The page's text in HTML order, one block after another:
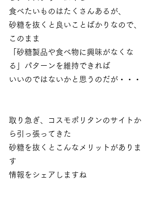
食べたいものはたくさんあるが、
砂糖を抜くと良いことばかりなので、
このまま
「砂糖製品や食べ物に興味がなくな
る」パターンを維持できれば
いいのではないかと思うのだが・・・
取り急ぎ、コスモポリタンのサイトか
ら引っ張ってきた
砂糖を抜くとこんなメリットがありま
す
情報をシェアしますね